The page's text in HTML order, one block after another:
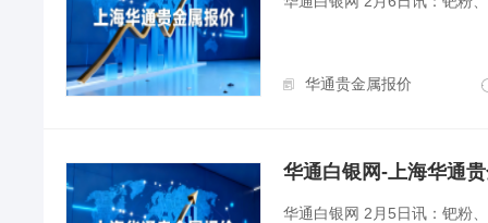
华通贵金属报价
华通白银网-上海华通
华通白银网 2月5日讯：钯粉